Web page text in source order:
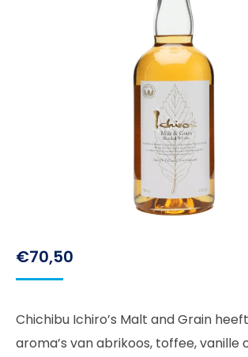
€70,50
Chichibu Ichiro’s Malt and Grain
aroma’s van abrikoos, toffee, vanille